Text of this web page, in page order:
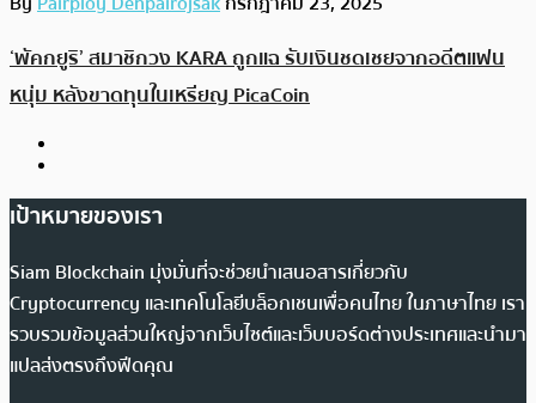
‘พัคกยูริ’ สมาชิกวง KARA ถูกแฉ รับเงินชดเชยจากอดีตแฟน
หนุ่ม หลังขาดทุนในเหรียญ PicaCoin
เป้าหมายของเรา
Siam Blockchain มุ่งมั่นที่จะช่วยนำเสนอสารเกี่ยวกับ
Cryptocurrency และเทคโนโลยีบล็อกเชนเพื่อคนไทย ในภาษาไทย เรา
รวบรวมข้อมูลส่วนใหญ่จากเว็บไซต์และเว็บบอร์ดต่างประเทศและนำมา
แปลส่งตรงถึงฟีดคุณ